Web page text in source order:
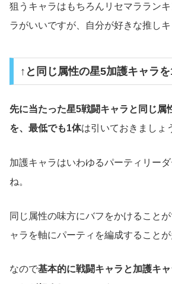
狙うキャラはもちろんリセマララン
ラがいいですが、自分が好きな推しキ
↑と同じ属性の星5加護キャラ
先に当たった星5戦闘キャラと同じ属
を、最低でも1体は引いておきましょ
加護キャラはいわゆるパーティリー
ね。
同じ属性の味方にバフをかけること
ャラを軸にパーティを編成することが
なので基本的に戦闘キャラと加護キ